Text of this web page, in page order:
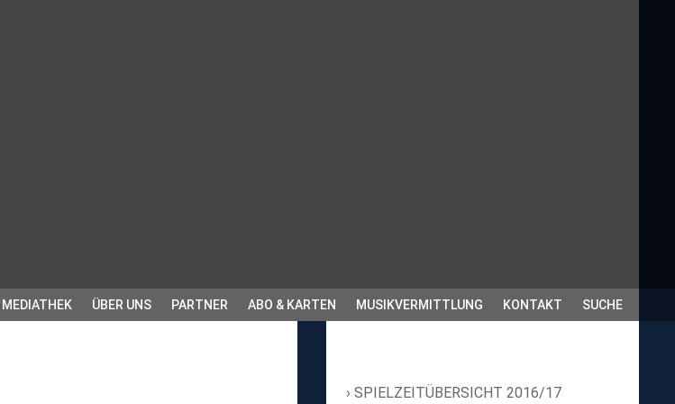
MEDIATHEK ÜBER UNS PARTNER ABO & KARTEN MUSIKVERMITTLUNG KONTAKT SUCHE
SPIELZEITÜBERSICHT 2016/17